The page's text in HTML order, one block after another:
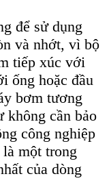
để sử dụng
và nhớt, vì bộ
tiếp xúc với
ống hoặc đầu
bơm tương
không cần bảo
công nghiệp
một trong
của dòng